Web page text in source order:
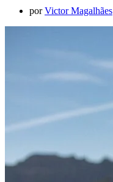
porVictor Magalhães